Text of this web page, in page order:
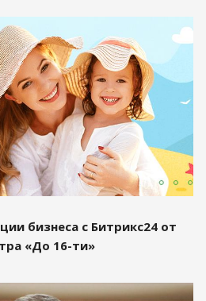
бизнеса с Битрикс24 от
«До 16-ти»